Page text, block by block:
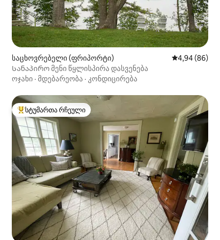
საცხოვრებელი (ფრიპორტი) საშუალო
4,94 (86)
Სანაპირო მენი წყლისპირა დასვენება
ოჯახი · მდებარეობა · კონდიცირება
სტუმართა რჩეული მოწინავე ვარიანტი
სტუმართა რჩეული